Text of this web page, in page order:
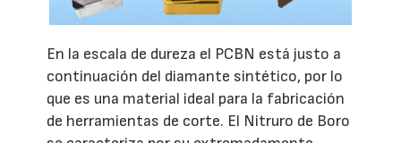
En la escala de dureza el PCBN está justo a
continuación del diamante sintético, por lo
que es una material ideal para la fabricación
de herramientas de corte. El Nitruro de Boro